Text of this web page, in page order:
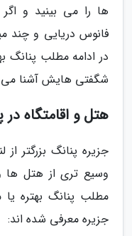
ها را می بینید و
فانوس دریایی و چند
در ادامه مطلب پنانگ
شگفتی هایش آشنا
هتل و اقامتگاه در
جزیره پنانگ بزرگتر
وسیع تری از هتل ها
مطلب پنانگ بهتره
جزیره معرفی شده اند: